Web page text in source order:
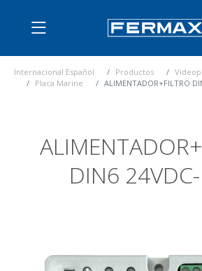
Internacional Español Productos
Placa Marine
ALIMENTADOR+FILTRO
DIN6